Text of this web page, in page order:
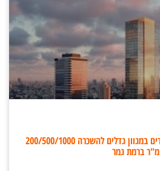
מגדל נמרודי המפואר משרדים במגוון גדלים להשכרה 200/500/1000
מ"ר ברמת גמר